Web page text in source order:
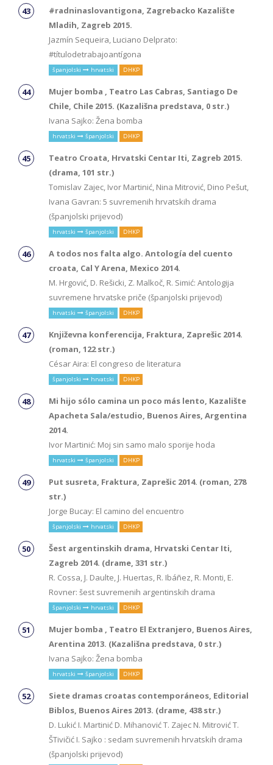
#radninaslovantigona, Zagrebacko Kazalište
Mladih, Zagreb 2015.
Jazmín Sequeira, Luciano Delprato:
#títulodetrabajoantígona
španjolski hrvatski DHKP
Mujer bomba , Teatro Las Cabras, Santiago De
Chile, Chile 2015. (Kazališna predstava, 0 str.)
Ivana Sajko: Žena bomba
hrvatski španjolski DHKP
Teatro Croata, Hrvatski Centar Iti, Zagreb 2015.
(drama, 101 str.)
Tomislav Zajec, Ivor Martinić, Nina Mitrović, Dino Pešut,
Ivana Gavran: 5 suvremenih hrvatskih drama
(španjolski prijevod)
hrvatski španjolski DHKP
A todos nos falta algo. Antología del cuento
croata, Cal Y Arena, Mexico 2014.
M. Hrgović, D. Rešicki, Z. Malkoč, R. Simić: Antologija
suvremene hrvatske priče (španjolski prijevod)
hrvatski španjolski DHKP
Književna konferencija, Fraktura, Zaprešic 2014.
(roman, 122 str.)
César Aira: El congreso de literatura
španjolski hrvatski DHKP
Mi hijo sólo camina un poco más lento, Kazalište
Apacheta Sala/estudio, Buenos Aires, Argentina
2014.
Ivor Martinić: Moj sin samo malo sporije hoda
hrvatski španjolski DHKP
Put susreta, Fraktura, Zaprešic 2014. (roman, 278
str.)
Jorge Bucay: El camino del encuentro
španjolski hrvatski DHKP
Šest argentinskih drama, Hrvatski Centar Iti,
Zagreb 2014. (drame, 331 str.)
R. Cossa, J. Daulte, J. Huertas, R. Ibáñez, R. Monti, E.
Rovner: šest suvremenih argentinskih drama
španjolski hrvatski DHKP
Mujer bomba , Teatro El Extranjero, Buenos Aires,
Arentina 2013. (Kazališna predstava, 0 str.)
Ivana Sajko: Žena bomba
hrvatski španjolski DHKP
Siete dramas croatas contemporáneos, Editorial
Biblos, Buenos Aires 2013. (drame, 438 str.)
D. Lukić I. Martinić D. Mihanović T. Zajec N. Mitrović T.
ŠTivičić I. Sajko : sedam suvremenih hrvatskih drama
(španjolski prijevod)